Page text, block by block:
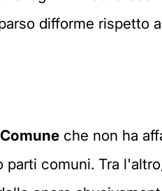
difforme rispetto
che non ha
comuni. Tra